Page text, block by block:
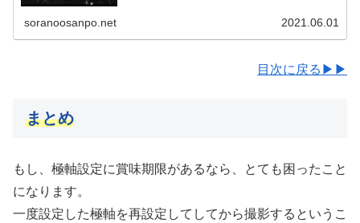
soranoosanpo.net 2021.06.01
目次に戻る▶▶
まとめ
もし、極軸設定に賞味期限があるなら、とても困ったこと
になります。
一度設定した極軸を再設定してしてから撮影するというこ